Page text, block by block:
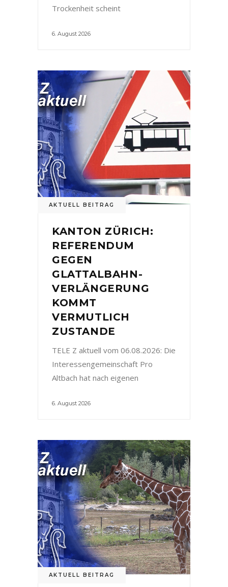
Trockenheit scheint
6. August 2026
AKTUELL BEITRAG
KANTON ZÜRICH:
REFERENDUM
GEGEN
GLATTALBAHN-
VERLÄNGERUNG
KOMMT
VERMUTLICH
ZUSTANDE
TELE Z aktuell vom 06.08.2026: Die
Interessengemeinschaft Pro
Altbach hat nach eigenen
6. August 2026
AKTUELL BEITRAG